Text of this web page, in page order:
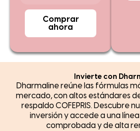
Comprar
ahora
Invierte con
Dharmaline reúne las fórmulas
mercado, con altos estándares
respaldo COFEPRIS. Descubre
inversión y accede a una
comprobada y de alta